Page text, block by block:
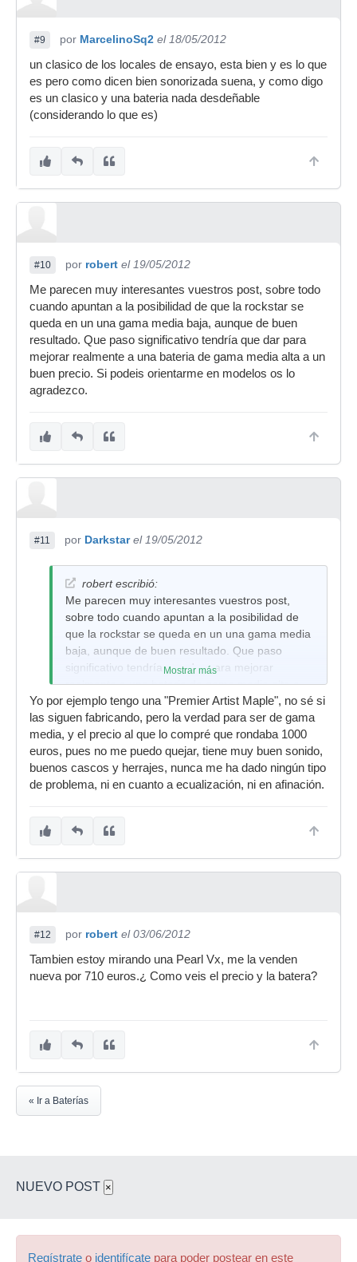
#9 por MarcelinoSq2 el 18/05/2012
un clasico de los locales de ensayo, esta bien y es lo que
es pero como dicen bien sonorizada suena, y como digo
es un clasico y una bateria nada desdeñable
(considerando lo que es)
#10 por robert el 19/05/2012
Me parecen muy interesantes vuestros post, sobre todo
cuando apuntan a la posibilidad de que la rockstar se
queda en un una gama media baja, aunque de buen
resultado. Que paso significativo tendría que dar para
mejorar realmente a una bateria de gama media alta a un
buen precio. Si podeis orientarme en modelos os lo
agradezco.
#11 por Darkstar el 19/05/2012
robert escribió:
Me parecen muy interesantes vuestros post,
sobre todo cuando apuntan a la posibilidad de
que la rockstar se queda en un una gama media
baja, aunque de buen resultado. Que paso
significativo tendría que dar para mejorar
realmente a una bateria de gama media alta a
un buen precio. Si podeis orientarme en modelos
os lo agradezco.
Mostrar más
Yo por ejemplo tengo una "Premier Artist Maple", no sé si
las siguen fabricando, pero la verdad para ser de gama
media, y el precio al que lo compré que rondaba 1000
euros, pues no me puedo quejar, tiene muy buen sonido,
buenos cascos y herrajes, nunca me ha dado ningún tipo
de problema, ni en cuanto a ecualización, ni en afinación.
#12 por robert el 03/06/2012
Tambien estoy mirando una Pearl Vx, me la venden
nueva por 710 euros.¿ Como veis el precio y la batera?
« Ir a Baterías
NUEVO POST ×
Regístrate o identifícate para poder postear en este